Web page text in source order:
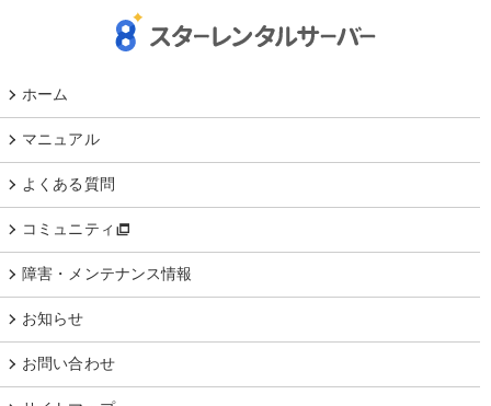
ホーム
マニュアル
よくある質問
コミュニティ
障害・メンテナンス情報
お知らせ
お問い合わせ